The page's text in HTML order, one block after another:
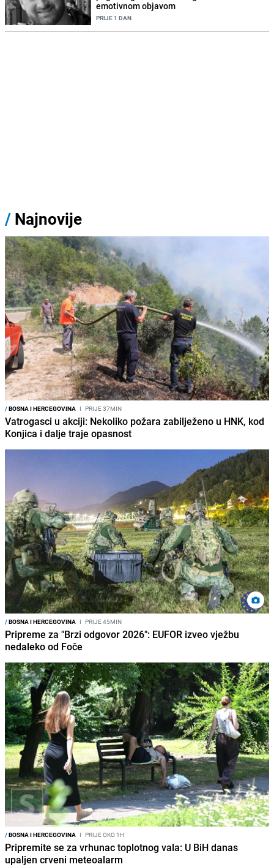
emotivnom objavom
PRIJE 1 DAN
/ Najnovije
/BOSNA I HERCEGOVINA I PRIJE 37MIN
Vatrogasci u akciji: Nekoliko požara zabilježeno u HNK, kod
Konjica i dalje traje opasnost
/BOSNA I HERCEGOVINA I PRIJE 45MIN
Pripreme za "Brzi odgovor 2026": EUFOR izveo vježbu
nedaleko od Foče
/BOSNA I HERCEGOVINA I PRIJE OKO 1H
Pripremite se za vrhunac toplotnog vala: U BiH danas
upaljen crveni meteoalarm